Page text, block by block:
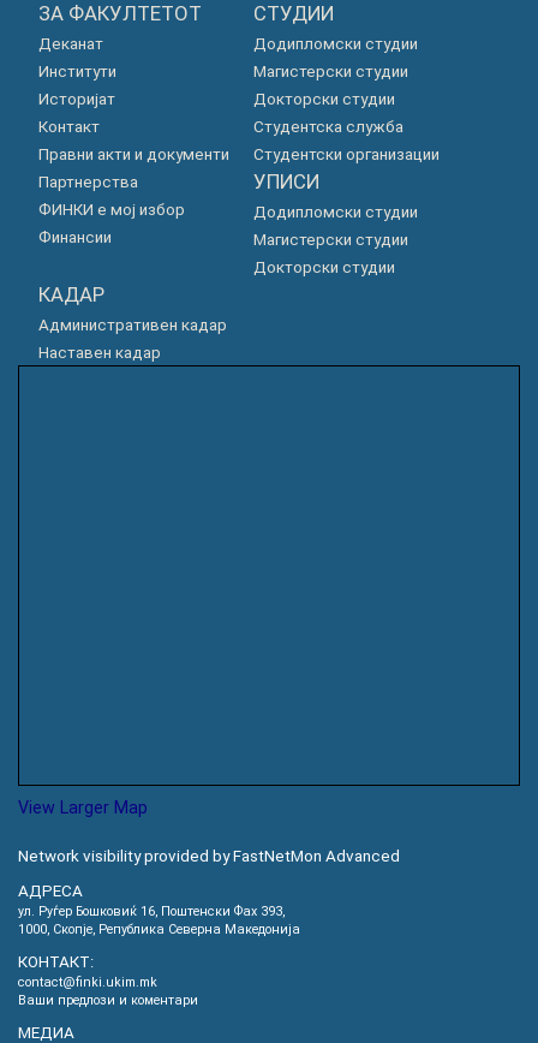
ЗА ФАКУЛТЕТОТ
Деканат
Институти
Историјат
Контакт
Правни акти и документи
Партнерства
ФИНКИ е мој избор
Финансии
СТУДИИ
Додипломски студии
Магистерски студии
Докторски студии
Студентска служба
Студентски организации
УПИСИ
Додипломски студии
Магистерски студии
Докторски студии
КАДАР
Административен кадар
Наставен кадар
View Larger Map
Network visibility provided by FastNetMon Advanced
АДРЕСА
ул. Руѓер Бошковиќ 16, Пoштенски Фах 393,
1000, Скопје, Република Северна Македонија
КОНТАКТ:
contact@finki.ukim.mk
Ваши предлози и коментари
МЕДИА